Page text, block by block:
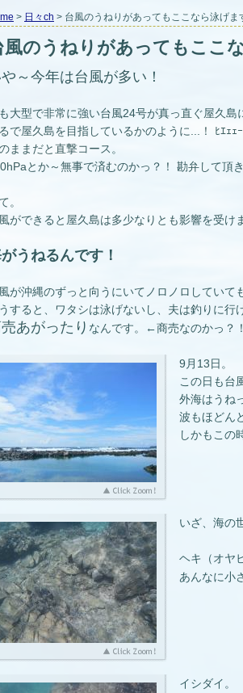
> 日々ch > 台風のうねりがあってもここなら泳げま
風のうねりがあってもここ
～今年は台風が多い！
大型で非常に強い台風24号が真っ直ぐ屋久島
で屋久島を目指しているかのように...！ ﾋｴｪｪ
ままだと直撃コース。
とか～無事で済むのかっ？！ 勘弁して頂
。
ができると屋久島は多少なりとも影響を受け
うねるんです！
が沖縄のずっと向うにいてノロノロしていても
すると、ワタシは泳げないし、夫は釣りに行
あがったり なんです。←商売なのかっ？
9月13日。
この日も台
外海はうね
波もほどん
しかもこの
いざ、海の
ヘキ（オヤ
あんなに小
イシダイ。